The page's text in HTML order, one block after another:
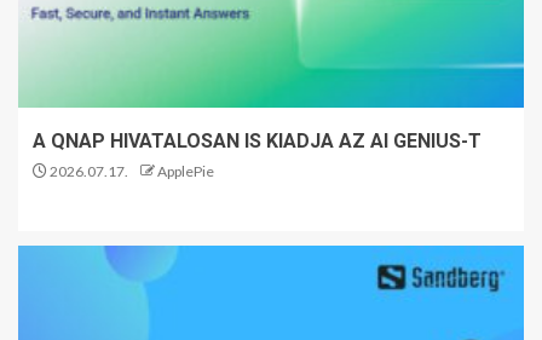
A QNAP HIVATALOSAN IS KIADJA AZ AI GENIUS-T
2026.07.17. ApplePie